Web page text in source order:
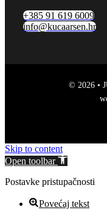
+385 91 619 6009
info@kucaarsen.hr
© 2026 •
Skip to content
Open toolbar
Postavke pristupačnosti
Povećaj tekst